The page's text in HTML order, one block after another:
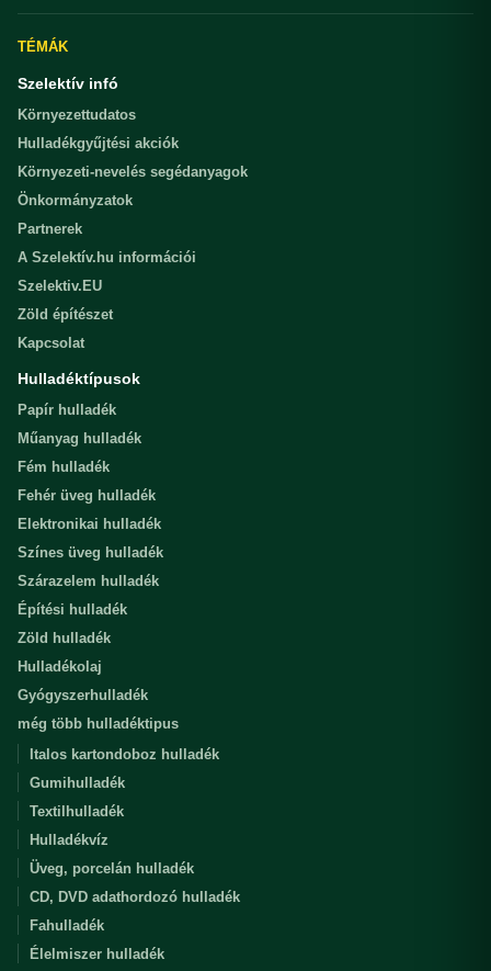
TÉMÁK
Szelektív infó
Környezettudatos
Hulladékgyűjtési akciók
Környezeti-nevelés segédanyagok
Önkormányzatok
Partnerek
A Szelektív.hu információi
Szelektiv.EU
Zöld építészet
Kapcsolat
Hulladéktípusok
Papír hulladék
Műanyag hulladék
Fém hulladék
Fehér üveg hulladék
Elektronikai hulladék
Színes üveg hulladék
Szárazelem hulladék
Építési hulladék
Zöld hulladék
Hulladékolaj
Gyógyszerhulladék
még több hulladéktipus
Italos kartondoboz hulladék
Gumihulladék
Textilhulladék
Hulladékvíz
Üveg, porcelán hulladék
CD, DVD adathordozó hulladék
Fahulladék
Élelmiszer hulladék